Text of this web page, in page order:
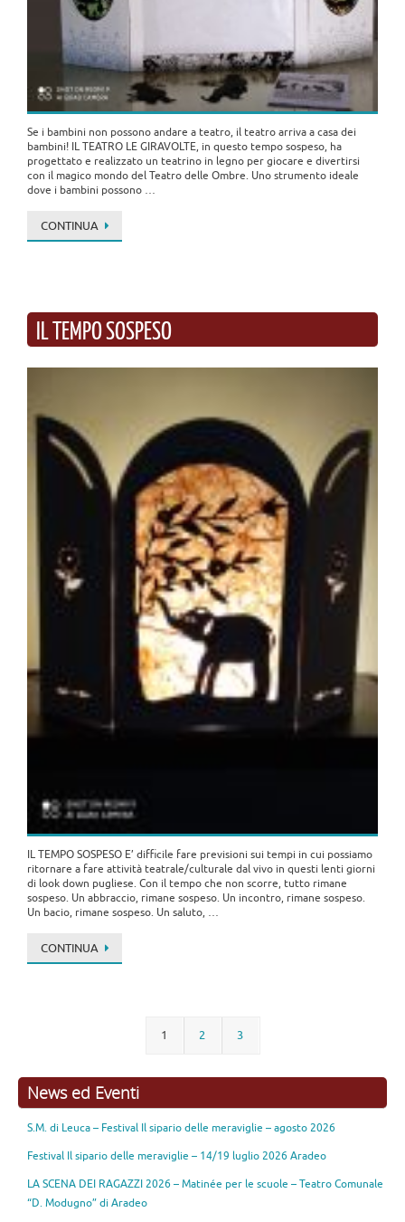
Se i bambini non possono andare a teatro, il teatro arriva a casa dei
bambini! IL TEATRO LE GIRAVOLTE, in questo tempo sospeso, ha
progettato e realizzato un teatrino in legno per giocare e divertirsi
con il magico mondo del Teatro delle Ombre. Uno strumento ideale
dove i bambini possono …
CONTINUA
IL TEMPO SOSPESO
IL TEMPO SOSPESO E’ difficile fare previsioni sui tempi in cui possiamo
ritornare a fare attività teatrale/culturale dal vivo in questi lenti giorni
di look down pugliese. Con il tempo che non scorre, tutto rimane
sospeso. Un abbraccio, rimane sospeso. Un incontro, rimane sospeso.
Un bacio, rimane sospeso. Un saluto, …
CONTINUA
1 2 3
News ed Eventi
S.M. di Leuca – Festival Il sipario delle meraviglie – agosto 2026
Festival Il sipario delle meraviglie – 14/19 luglio 2026 Aradeo
LA SCENA DEI RAGAZZI 2026 – Matinée per le scuole – Teatro Comunale
“D. Modugno” di Aradeo